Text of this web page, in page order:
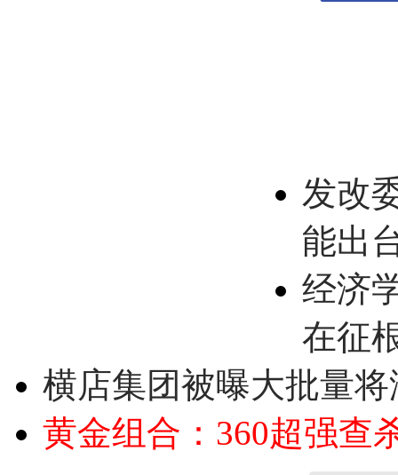
发改
能出
经济
在征
横店集团被曝大批量
黄金组合：360超强查